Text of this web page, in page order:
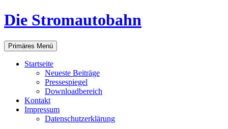
Zum
Inhalt
Die Stromautobahn
Suchen
Primäres Menü
Start­sei­te
Neu­es­te Beiträge
Pres­se­spie­gel
Down­load­be­reich
Kon­takt
Impres­sum
Daten­schutz­er­klä­rung